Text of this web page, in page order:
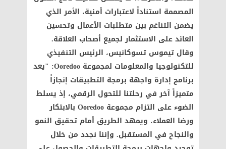
المصممة استناداً لاعتبارات أمنية، الأمر الذي
يضمن التناغم بين متطلبات الأعمال وتحسين
العائد على الاستثمار لجميع أصحاب العلاقة.
وقال تيموس تسوكانيس، الرئيس التنفيذي
للتكنولوجيا والمعلومات لمجموعة Ooredoo: "يعد
برنامج إدارة واجهة برمجة التطبيقات إنجازاً
متميزاً آخر في رحلتنا للتحول الرقمي، إذ يسلط
الضوء على التزام مجموعة Ooredoo بالابتكار
ورضا العملاء، ويمهد الطريق أمام تحقيق النمو
والنجاح في المستقبل. وإننا نجدد من خلال